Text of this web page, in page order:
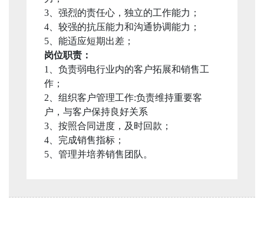
3、强烈的责任心，独立的工作能力；
4、较强的抗压能力和沟通协调能力；
5、能适应短期出差；
岗位职责：
1、负责弱电行业内的客户拓展和销售工
作；
2、组织客户管理工作:负责维持重要客
户，与客户保持良好关系
3、按照合同进度，及时回款；
4、完成销售指标；
5、管理并培养销售团队。